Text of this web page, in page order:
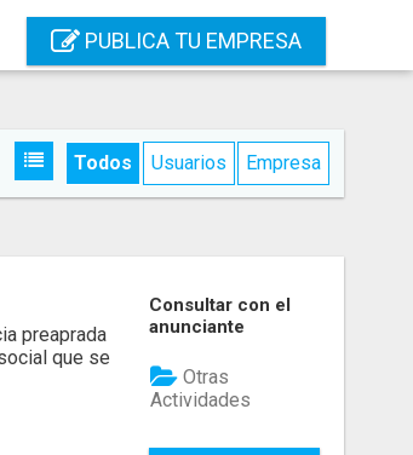
PUBLICA TU EMPRESA
Todos Usuarios Empresa
preaprada
que se
Consultar con el
anunciante
Otras
Actividades